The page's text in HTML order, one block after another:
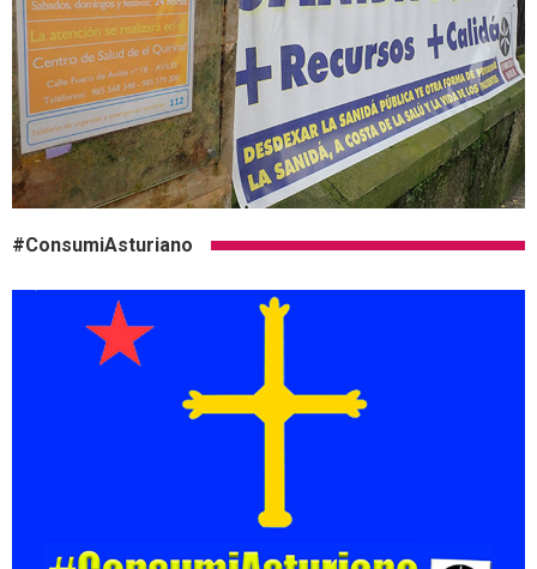
#ConsumiAsturiano